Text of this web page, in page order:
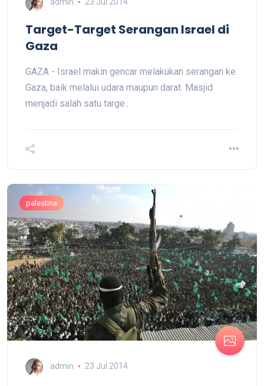
admin 23 Jul 2014
Target-Target Serangan Israel di
Gaza
GAZA - Israel makin gencar melakukan serangan ke
Gaza, baik melalui udara maupun darat. Masjid
menjadi salah satu targe..
palestina
admin 23 Jul 2014